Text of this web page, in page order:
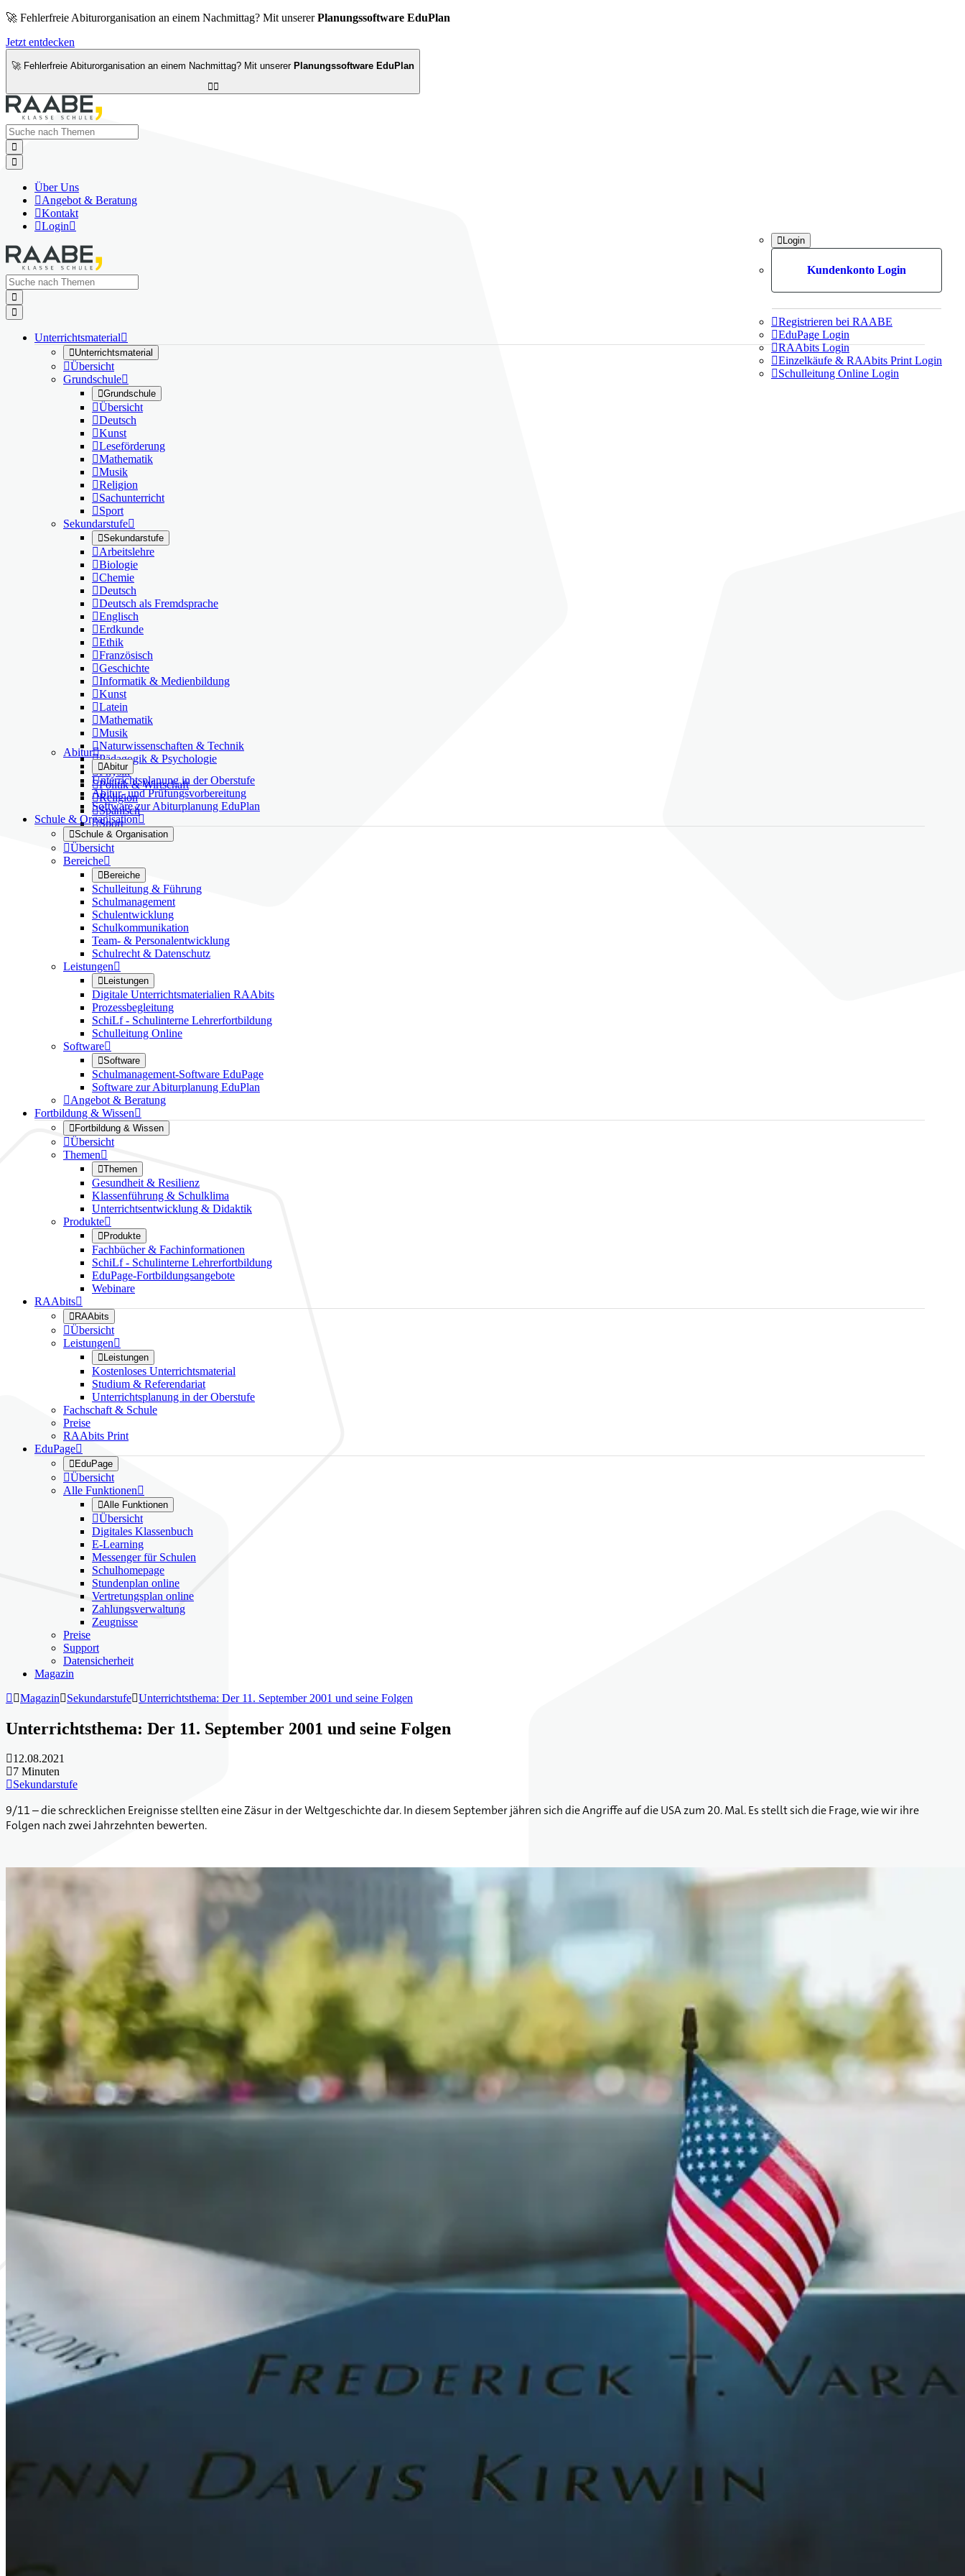
🚀 Fehlerfreie Abiturorganisation an einem Nachmittag? Mit unsererPlanungssoftware EduPlan
Jetzt entdecken
🚀 Fehlerfreie Abiturorganisation an einem Nachmittag? Mit unserer Planungssoftware EduPlan



Über Uns
Angebot & Beratung
Kontakt
Login
Login
Kundenkonto Login
Registrieren bei RAABE
EduPage Login
RAAbits Login
Einzelkäufe & RAAbits Print Login
Schulleitung Online Login


Unterrichtsmaterial
Unterrichtsmaterial
Übersicht
Grundschule
Grundschule
Übersicht
Deutsch
Kunst
Leseförderung
Mathematik
Musik
Religion
Sachunterricht
Sport
Sekundarstufe
Sekundarstufe
Arbeitslehre
Biologie
Chemie
Deutsch
Deutsch als Fremdsprache
Englisch
Erdkunde
Ethik
Französisch
Geschichte
Informatik & Medienbildung
Kunst
Latein
Mathematik
Musik
Naturwissenschaften & Technik
Pädagogik & Psychologie
Physik
Politik & Wirtschaft
Religion
Spanisch
Sport
Abitur
Abitur
Unterrichtsplanung in der Oberstufe
Abitur- und Prüfungsvorbereitung
Software zur Abiturplanung EduPlan
Schule & Organisation
Schule & Organisation
Übersicht
Bereiche
Bereiche
Schulleitung & Führung
Schulmanagement
Schulentwicklung
Schulkommunikation
Team- & Personalentwicklung
Schulrecht & Datenschutz
Leistungen
Leistungen
Digitale Unterrichtsmaterialien RAAbits
Prozessbegleitung
SchiLf - Schulinterne Lehrerfortbildung
Schulleitung Online
Software
Software
Schulmanagement-Software EduPage
Software zur Abiturplanung EduPlan
Angebot & Beratung
Fortbildung & Wissen
Fortbildung & Wissen
Übersicht
Themen
Themen
Gesundheit & Resilienz
Klassenführung & Schulklima
Unterrichtsentwicklung & Didaktik
Produkte
Produkte
Fachbücher & Fachinformationen
SchiLf - Schulinterne Lehrerfortbildung
EduPage-Fortbildungsangebote
Webinare
RAAbits
RAAbits
Übersicht
Leistungen
Leistungen
Kostenloses Unterrichtsmaterial
Studium & Referendariat
Unterrichtsplanung in der Oberstufe
Fachschaft & Schule
Preise
RAAbits Print
EduPage
EduPage
Übersicht
Alle Funktionen
Alle Funktionen
Übersicht
Digitales Klassenbuch
E-Learning
Messenger für Schulen
Schulhomepage
Stundenplan online
Vertretungsplan online
Zahlungsverwaltung
Zeugnisse
Preise
Support
Datensicherheit
Magazin
 MagazinSekundarstufeUnterrichtsthema: Der 11. September 2001 und seine Folgen
Unterrichtsthema: Der 11. September 2001 und seine Folgen
12.08.2021
7 Minuten
Sekundarstufe
9/11 – die schrecklichen Ereignisse stellten eine Zäsur in der Weltgeschichte dar. In diesem September jähren sich die Angriffe auf die USA zum 20. Mal. Es stellt sich die Frage, wie wir ihre
Folgen nach zwei Jahrzehnten bewerten.